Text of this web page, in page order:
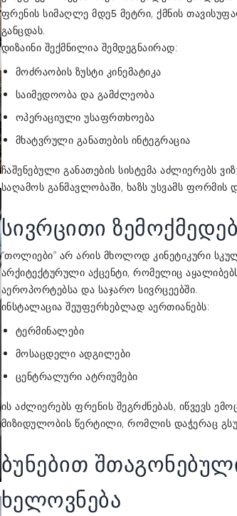
ფრენის სიმაღლე მდე5 მეტრი, ქმნის
განცდას.
დიზაინი შექმნილია შემდეგნაირად:
მოძრაობის ზუსტი კინემატიკა
საიმედოობა და გამძლეობა
ოპერაციული უსაფრთხოება
მხატვრული განათების ინტეგრაცია
ჩაშენებული განათების სისტემა აძლიერებს
საღამოს განმავლობაში, ხაზს უსვამს ფორმის
სივრცითი
“თოლიები” არ არის მხოლოდ კინეტიკური
არქიტექტურული აქცენტი, რომელიც
აეროპორტებსა და საჯარო სივრცეებში.
ინსტალაცია შეუფერხებლად აერთიანებს:
ტერმინალები
მოსაცდელი ადგილები
ცენტრალური ატრიუმები
ის აძლიერებს ფრენის შეგრძნებას, იწვევს
მიზიდულობის წერტილი, რომლის დაჭერაც
ბუნებით
ხელოვნება